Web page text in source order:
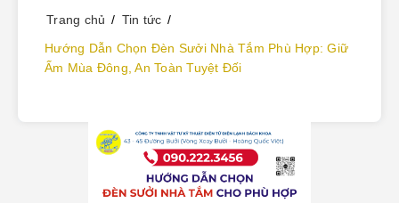
Trang chủ
Tin tức
Hướng Dẫn Chọn Đèn Sưởi Nhà Tắm Phù Hợp: Giữ
Ấm Mùa Đông, An Toàn Tuyệt Đối